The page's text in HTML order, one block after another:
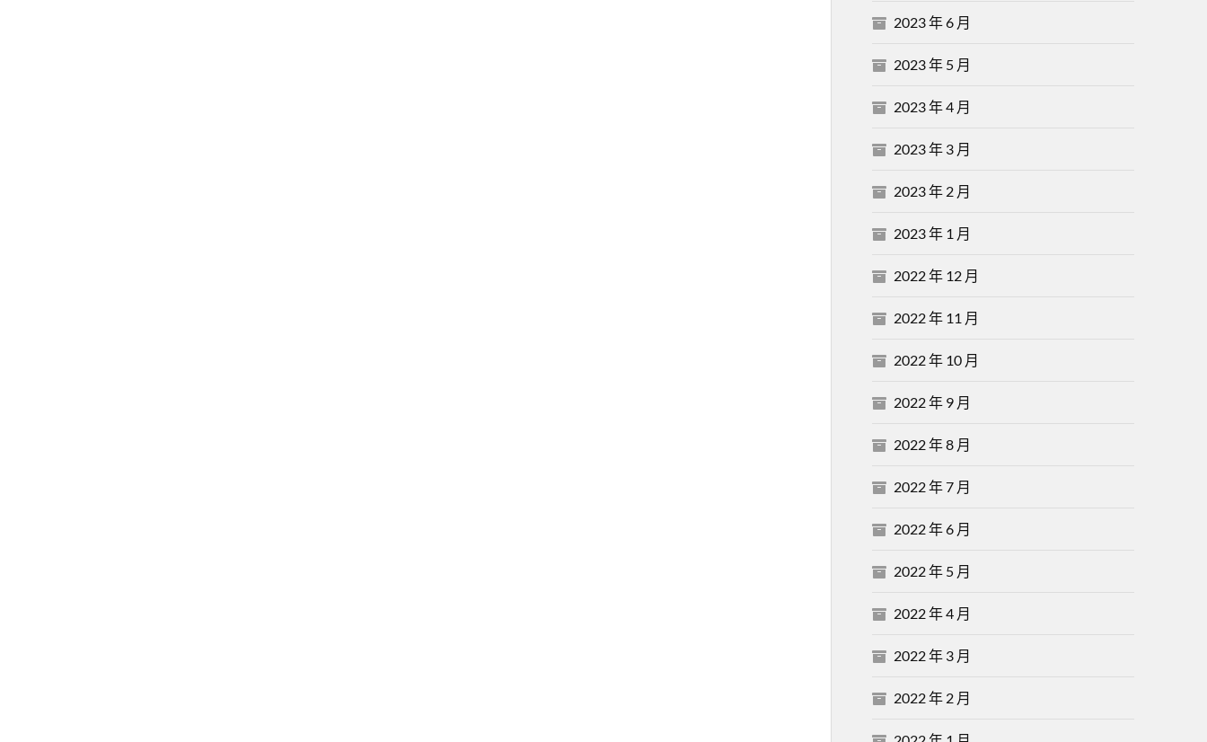
2023 年 6 月
2023 年 5 月
2023 年 4 月
2023 年 3 月
2023 年 2 月
2023 年 1 月
2022 年 12 月
2022 年 11 月
2022 年 10 月
2022 年 9 月
2022 年 8 月
2022 年 7 月
2022 年 6 月
2022 年 5 月
2022 年 4 月
2022 年 3 月
2022 年 2 月